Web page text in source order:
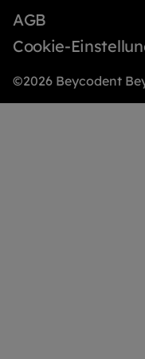
AGB
Cookie-
©2026 Beycodent